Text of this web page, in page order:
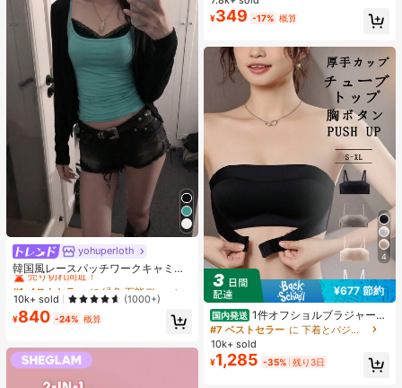
yohuperloth
韓国風レースパッチワークキャミソ
ールタンクトップ、Y2Kエステティ
ック、ストリートウェアカジュアル
サマー
#1 ベストセラー
売り切れ間近！
#1 ベストセラー
売り切れ間近！
#1 ベストセラー
売り切れ間近！
#1 ベストセラー
10k+ sold (1000+)
¥840 -24% 概算
グラス キャットマグネットジェル ワ
ニス ネイルサプライ
#1 ベストセラー
に アニーズ ジェルネイルポリッシュ
¥349 -17% 概算
4
¥677 節約
国内発送 1件オフショルブラジャー、
小胸用アップチューブトップ、 オフ
ショルインナー 、脇高 谷間メイク下
着、A/Bカップノンワイヤーぶらジ
ャー
#7 ベストセラー
に 下着とパジャマ
10k+ sold
¥1,285 -35% 残り3日